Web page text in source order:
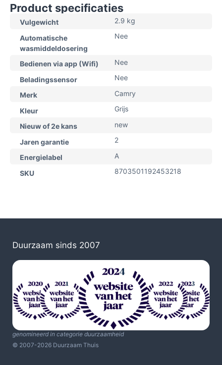
Product specificaties
Vulgewicht 2.9 kg
Automatische
wasmiddeldosering
Nee
Bedienen via app (Wifi) Nee
Beladingssensor Nee
Merk Camry
Kleur Grijs
Nieuw of 2e kans new
Jaren garantie 2
Energielabel A
SKU 8703501192453218
Duurzaam sinds 2007
genomineerd in categorie duurzaamheid
© 2007-2026 Duurzaam Thuis